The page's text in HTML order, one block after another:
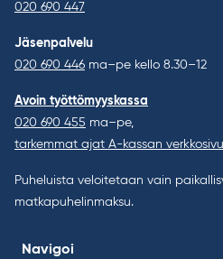
020 690 447
Jäsenpalvelu
020 690 446 ma–pe kello 8.30–12
Avoin työttömyyskassa
020 690 455 ma–pe,
tarkemmat ajat A-kassan
Puheluista veloitetaan vain
matkapuhelinmaksu.
Navigoi